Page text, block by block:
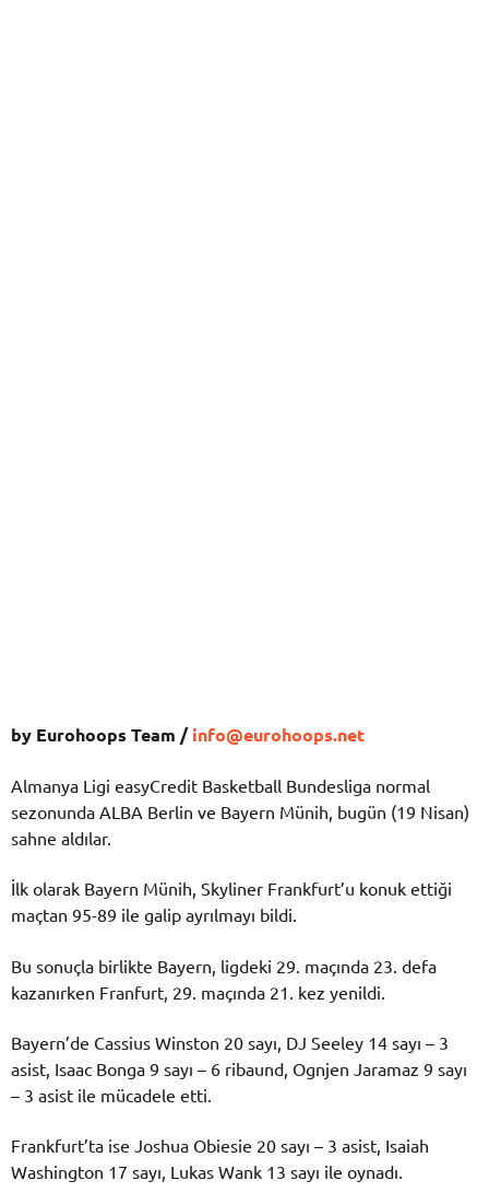
by Eurohoops Team /info@eurohoops.net
Almanya Ligi easyCredit Basketball Bundesliga normal
sezonunda ALBA Berlin ve Bayern Münih, bugün (19 Nisan)
sahne aldılar.
İlk olarak Bayern Münih, Skyliner Frankfurt’u konuk ettiği
maçtan 95-89 ile galip ayrılmayı bildi.
Bu sonuçla birlikte Bayern, ligdeki 29. maçında 23. defa
kazanırken Franfurt, 29. maçında 21. kez yenildi.
Bayern’de Cassius Winston 20 sayı, DJ Seeley 14 sayı – 3
asist, Isaac Bonga 9 sayı – 6 ribaund, Ognjen Jaramaz 9 sayı
– 3 asist ile mücadele etti.
Frankfurt’ta ise Joshua Obiesie 20 sayı – 3 asist, Isaiah
Washington 17 sayı, Lukas Wank 13 sayı ile oynadı.